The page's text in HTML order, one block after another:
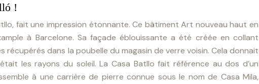
!
fait une impression étonnante. Ce bâtiment Art nouveau haut en
à Barcelone. Sa façade éblouissante a été créée en collant
récupérés dans la poubelle du magasin de verre voisin. Cela donnait
les rayons du soleil. La Casa Batllo fait référence au dos d’un
à une carrière de pierre connue sous le nom de Casa Mila,